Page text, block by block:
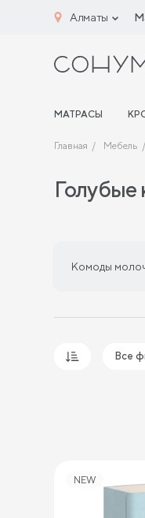
Алматы
МАТРАСЫ
Главная Мебель
Голубые
Комоды
Все
NEW